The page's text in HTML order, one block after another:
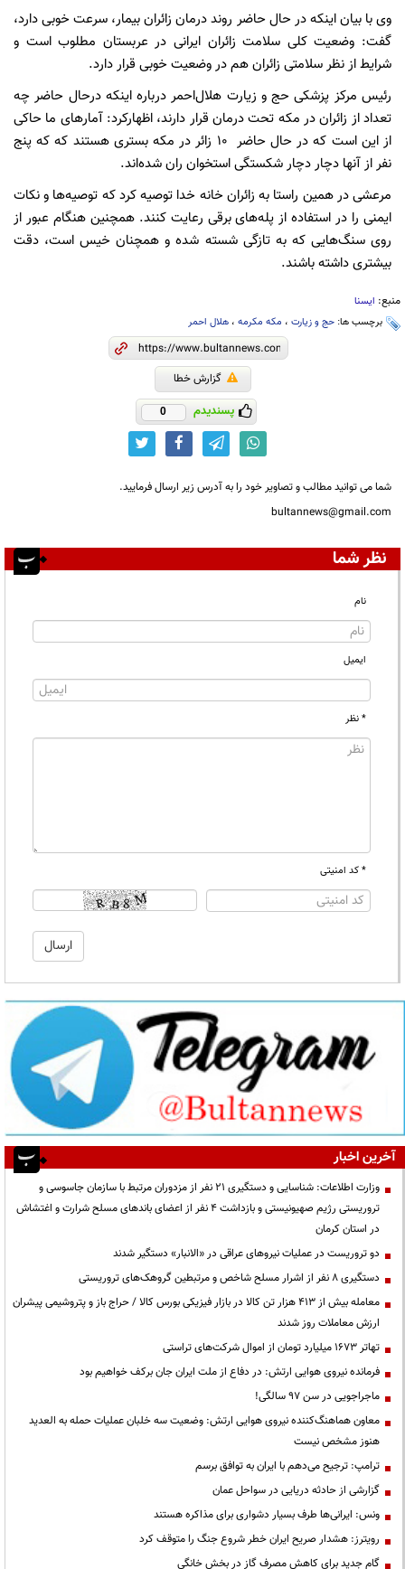
وی با بیان اینکه در حال حاضر روند درمان زائران بیمار، سرعت خوبی دارد،
گفت:‌ وضعیت کلی سلامت زائران ایرانی در عربستان مطلوب است و
شرایط از نظر سلامتی زائران هم در وضعیت خوبی قرار دارد.
رئیس مرکز پزشکی حج و زیارت هلال‌احمر درباره اینکه درحال حاضر چه
تعداد از زائران در مکه تحت درمان قرار دارند، اظهارکرد:‌ آمارهای ما حاکی
از این است که در حال حاضر ۱۰ زائر در مکه بستری هستند که که پنج
نفر از آنها دچار دچار شکستگی استخوان ران شده‌اند.
مرعشی در همین راستا به زائران خانه خدا توصیه کرد که توصیه‌ها و نکات
ایمنی را در استفاده از پله‌های برقی رعایت کنند. همچنین هنگام عبور از
روی سنگ‌هایی که به تازگی شسته شده و همچنان خیس است، دقت
بیشتری داشته باشند.
منبع: ایسنا
برچسب ها: حج و زیارت ، مکه مکرمه ، هلال احمر
گزارش خطا
پسندیدم 0
شما می توانید مطالب و تصاویر خود را به آدرس زیر ارسال فرمایید.
bultannews@gmail.com
نظر شما
نام
ایمیل
* نظر
* کد امنیتی
آخرین اخبار
وزارت اطلاعات: شناسایی و دستگیری ۲۱ نفر از مزدوران مرتبط با سازمان جاسوسی و
تروریستی رژیم صهیونیستی و بازداشت ۴ نفر از اعضای باندهای مسلح شرارت و اغتشاش
در استان کرمان
دو تروریست در عملیات نیروهای عراقی در «الانبار» دستگیر شدند
دستگیری ۸ نفر از اشرار مسلح شاخص و مرتبطین گروهک‌های تروریستی
معامله بیش از ۴۱۳ هزار تن کالا در بازار فیزیکی بورس کالا / حراج باز و پتروشیمی پیشران
ارزش معاملات روز شدند
تهاتر ۱۶۷۳ میلیارد تومان از اموال شرکت‌های تراستی
فرمانده نیروی هوایی ارتش: در دفاع از ملت ایران جان برکف خواهیم بود
ماجراجویی در سن ۹۷ سالگی!
معاون هماهنگ‌کننده نیروی هوایی ارتش: وضعیت سه خلبان عملیات حمله به العدید
هنوز مشخص نیست
ترامپ: ترجیح می‌دهم با ایران به توافق برسم
گزارشی از حادثه دریایی در سواحل عمان
ونس: ایرانی‌ها طرف بسیار دشواری برای مذاکره هستند
رویترز: هشدار صریح ایران خطر شروع جنگ را متوقف کرد
گام جدید برای کاهش مصرف گاز در بخش خانگی